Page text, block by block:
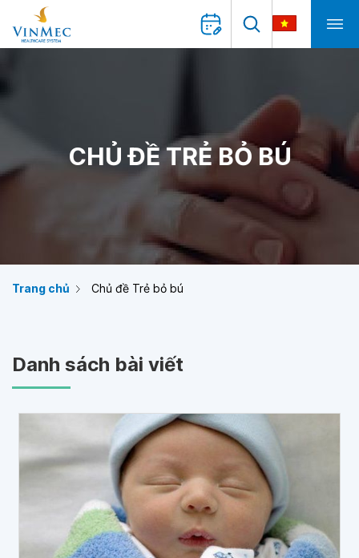
CHỦ ĐỀ TRẺ BỎ BÚ
Trang chủ Chủ đề Trẻ bỏ bú
Danh sách bài viết